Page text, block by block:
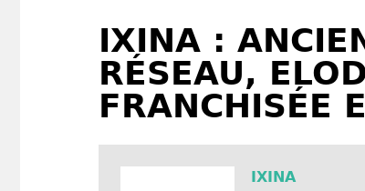
IXINA :
RÉSEAU,
FRANCHISÉE
IXINA